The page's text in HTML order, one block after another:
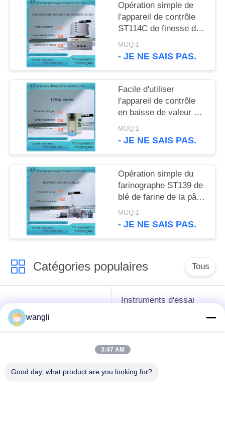
PRIVACY
POLICY
Opération simple de
l'appareil de contrôle
ST114C de finesse de
poudre d'inspection de
grain et d'huile
MOQ:1
- JE NE SAIS PAS.
Facile d'utiliser
l'appareil de contrôle
en baisse de valeur de
grain pour la farine de
blé et la farine ST006
MOQ:1
- JE NE SAIS PAS.
Opération simple du
farinographe ST139 de
blé de farine de la pâte
de rhéologie
d'instrument
MOQ:1
- JE NE SAIS PAS.
Catégories populaires Tous
instruments de essai
de pétrole
Instruments d'essai
graisse
Équipement d'essai
d'huile de
wangli
3:47 AM
Good day, what product are you looking for?